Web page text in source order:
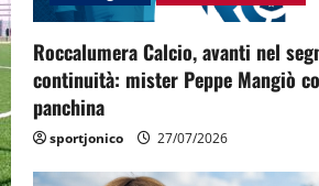
Roccalumera Calcio, avanti nel
continuità: mister Peppe Mangiò
panchina
sportjonico 27/07/2026